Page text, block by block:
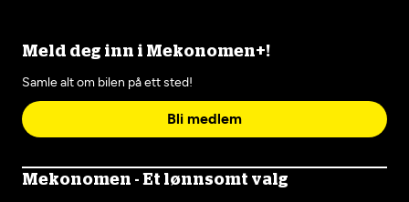
Meld deg inn i Mekonomen+!
Samle alt om bilen på ett sted!
Bli medlem
Mekonomen - Et lønnsomt valg